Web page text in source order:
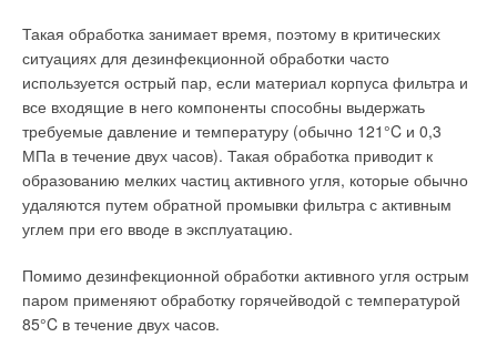
Такая обработка занимает время, поэтому в критических
ситуациях для дезинфекционной обработки часто
используется острый пар, если материал корпуса фильтра и
все входящие в него компоненты способны выдержать
требуемые давление и температуру (обычно 121°C и 0,3
МПа в течение двух часов). Такая обработка приводит к
образованию мелких частиц активного угля, которые обычно
удаляются путем обратной промывки фильтра с активным
углем при его вводе в эксплуатацию.
Помимо дезинфекционной обработки активного угля острым
паром применяют обработку горячейводой с температурой
85°C в течение двух часов.